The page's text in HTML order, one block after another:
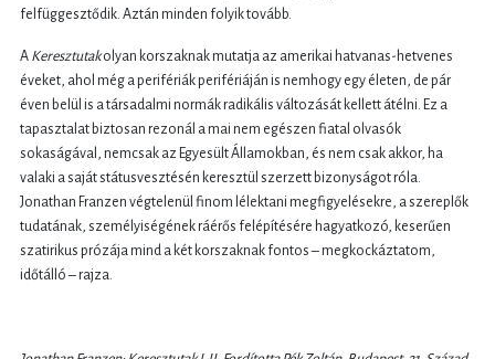
felfüggesztődik. Aztán minden folyik tovább.
A Keresztutakolyan korszaknak mutatja az amerikai hatvanas-hetvenes
éveket, ahol még a perifériák perifériáján is nemhogy egy életen, de pár
éven belül is a társadalmi normák radikális változását kellett átélni. Ez a
tapasztalat biztosan rezonál a mai nem egészen fiatal olvasók
sokaságával, nemcsak az Egyesült Államokban, és nem csak akkor, ha
valaki a saját státusvesztésén keresztül szerzett bizonyságot róla.
Jonathan Franzen végtelenül finom lélektani megfigyelésekre, a szereplők
tudatának, személyiségének ráérős felépítésére hagyatkozó, keserűen
szatirikus prózája mind a két korszaknak fontos – megkockáztatom,
időtálló – rajza.